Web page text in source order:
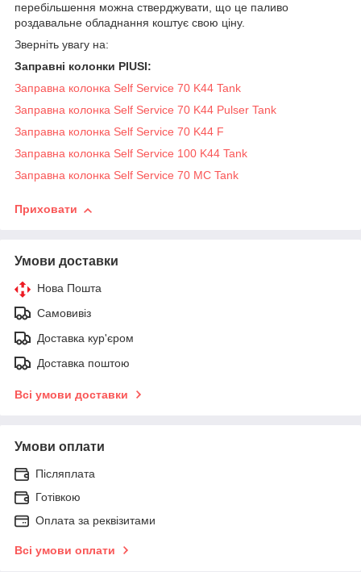
перебільшення можна стверджувати, що це паливо
роздавальне обладнання коштує свою ціну.
Зверніть увагу на:
Заправні колонки PIUSI:
Заправна колонка Self Service 70 K44 Tank
Заправна колонка Self Service 70 K44 Pulser Tank
Заправна колонка Self Service 70 K44 F
Заправна колонка Self Service 100 K44 Tank
Заправна колонка Self Service 70 MC Tank
Приховати
Умови доставки
Нова Пошта
Самовивіз
Доставка кур'єром
Доставка поштою
Всі умови доставки
Умови оплати
Післяплата
Готівкою
Оплата за реквізитами
Всі умови оплати